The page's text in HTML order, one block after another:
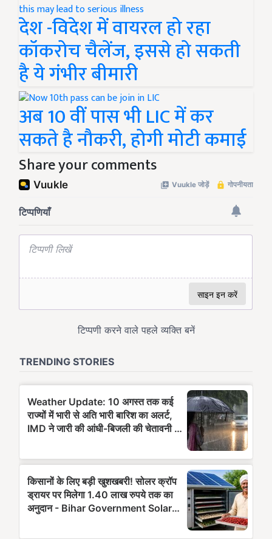
देश -विदेश में वायरल हो रहा
कॉकरोच चैलेंज, इससे हो सकती
है ये गंभीर बीमारी
अब 10 वीं पास भी LIC में कर
सकते है नौकरी, होगी मोटी कमाई
Share your comments